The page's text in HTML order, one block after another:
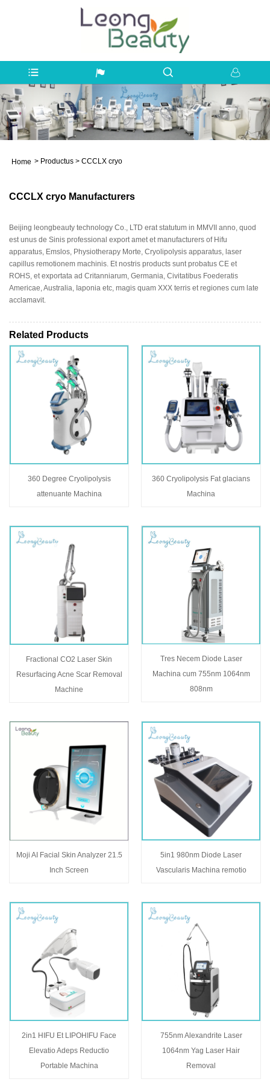
Home > Productus > CCCLX cryo
CCCLX cryo Manufacturers
Beijing leongbeauty technology Co., LTD erat statutum in MMVII anno, quod
est unus de Sinis professional export amet et manufacturers of Hifu
apparatus, Emslos, Physiotherapy Morte, Cryolipolysis apparatus, laser
capillus remotionem machinis. Et nostris products sunt probatus CE et
ROHS, et exportata ad Critanniarum, Germania, Civitatibus Foederatis
Americae, Australia, Iaponia etc, magis quam XXX terris et regiones cum late
acclamavit.
Related Products
360 Degree Cryolipolysis
attenuante Machina
360 Cryolipolysis Fat glacians
Machina
Fractional CO2 Laser Skin
Resurfacing Acne Scar Removal
Machine
Tres Necem Diode Laser
Machina cum 755nm 1064nm
808nm
Moji AI Facial Skin Analyzer 21.5
Inch Screen
5in1 980nm Diode Laser
Vascularis Machina remotio
2in1 HIFU Et LIPOHIFU Face
Elevatio Adeps Reductio
Portable Machina
755nm Alexandrite Laser
1064nm Yag Laser Hair
Removal